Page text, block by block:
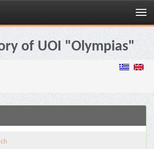
of UOI "Olympias"